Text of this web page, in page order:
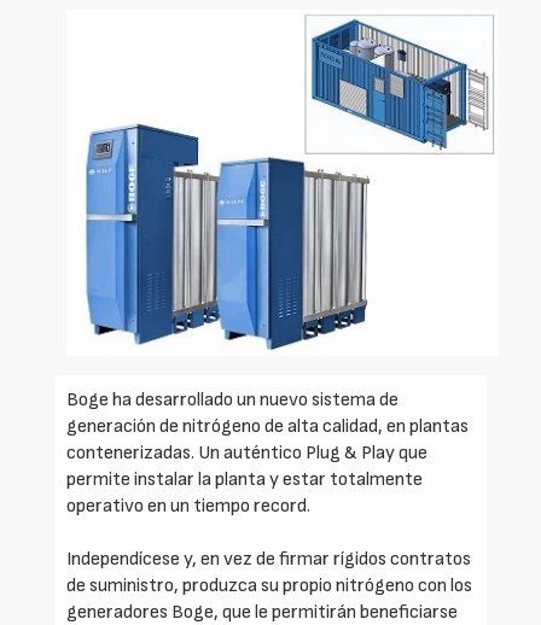
Boge ha desarrollado un nuevo sistema de
generación de nitrógeno de alta calidad, en plantas
contenerizadas. Un auténtico Plug & Play que
permite instalar la planta y estar totalmente
operativo en un tiempo record.
Independícese y, en vez de firmar rígidos contratos
de suministro, produzca su propio nitrógeno con los
generadores Boge, que le permitirán beneficiarse